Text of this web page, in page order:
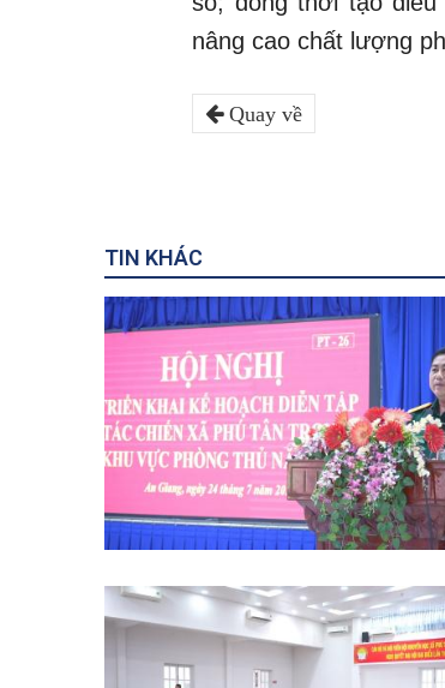
nâng cao chất lượng
Quay về
TIN KHÁC